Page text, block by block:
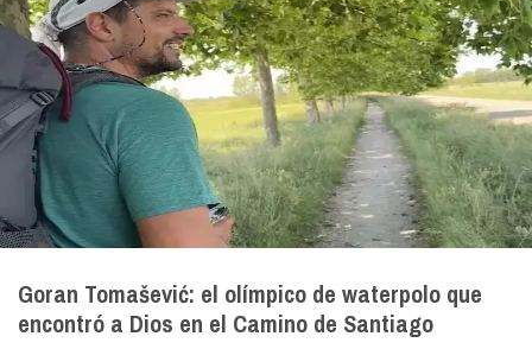
Goran Tomašević: el olímpico de waterpolo que
encontró a Dios en el Camino de Santiago